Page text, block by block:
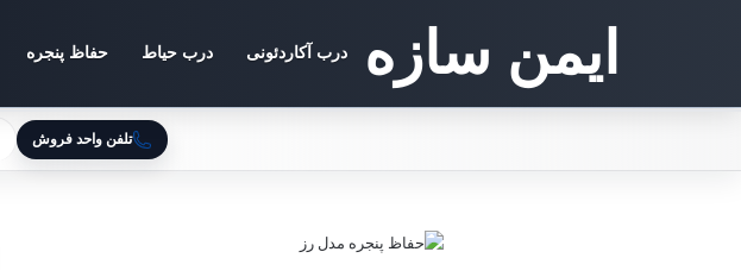
ایمن سازه درب آکاردئونی درب حیاط حفاظ پنجره
تلفن واحد فروش